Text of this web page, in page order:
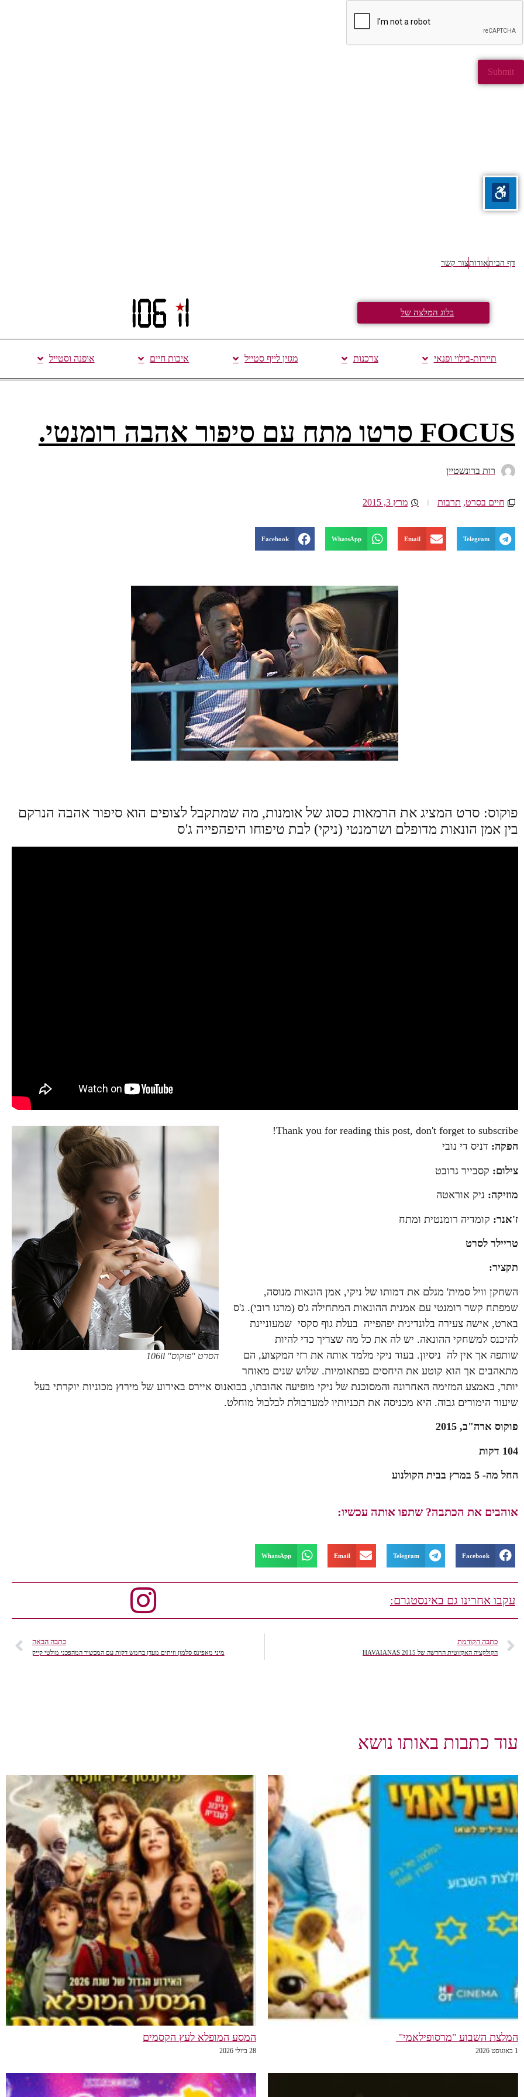
דף הביתאודותצור קשר
בלוג המלצה של
תיירות-בילוי ופנאי צרכנות מגזין לייף סטייל איכות חיים אופנה וסטייל
FOCUS סרטו מתח עם סיפור אהבה רומנטי.
רות ברונשטיין
חיים בסרט, תרבות מרץ 3, 2015
Telegram
Email
WhatsApp
Facebook
פוקוס: סרט המציג את הרמאות כסוג של אומנות, מה שמתקבל לצופים הוא סיפור אהבה הנרקם
בין אמן הונאות מדופלם ושרמנטי (ניקי) לבת טיפוחו היפהפייה ג'ס
Thank you for reading this post, don't forget to subscribe!
הסרט "פוקוס" 106il
הפקה: דניס די נובי
צילום: קסבייר גרובט
מוזיקה: ניק אוראטה
ז'אנר: קומדיה רומנטית ומתח
טריילר לסרט
תקציר:
השחקן וויל סמית' מגלם את דמותו של ניקי, אמן הונאות מנוסה,
שמפתח קשר רומנטי עם אמנית ההונאות המתחילה ג'ס (מרגו רובי). ג'ס
בארט, אישה צעירה בלונדינית יפהפייה בעלת גוף סקסי שמעוניינת
להיכנס למשחקי ההונאה. יש לה את כל מה שצריך כדי להיות
שותפה אך אין לה ניסיון. בעוד ניקי מלמד אותה את רזי המקצוע, הם
מתאהבים אך הוא קוטע את היחסים בפתאומיות. שלוש שנים מאוחר
יותר, באמצע המזימה האחרונה והמסוכנת של ניקי מופיעה אהובתו, בבואנוס איירס באירוע של מירוץ מכוניות יוקרתי בעל
שיעור הימורים גבוה. היא מכניסה את תכניותיו למערבולת לבלבול מוחלט.
פוקוס ארה"ב, 2015
104 דקות
החל מה- 5 במרץ בבית הקולנוע
אוהבים את הכתבה? שתפו אותה עכשיו:
Facebook
Telegram
Email
WhatsApp
עקבו אחרינו גם באינסטגרם:
כתבה הקודמת
הקולקציה האקזוטית החדשה של HAVAIANAS 2015
כתבה הבאה
מיני מאפינס סלמון וזיתים מעדן בחמש דקות עם המכשיר המהפכני מולטי קייק
עוד כתבות באותו נושא
המלצת השבוע "מרסופילאמי"
1 באוגוסט 2026
המסע המופלא לעץ הקסמים
28 ביולי 2026